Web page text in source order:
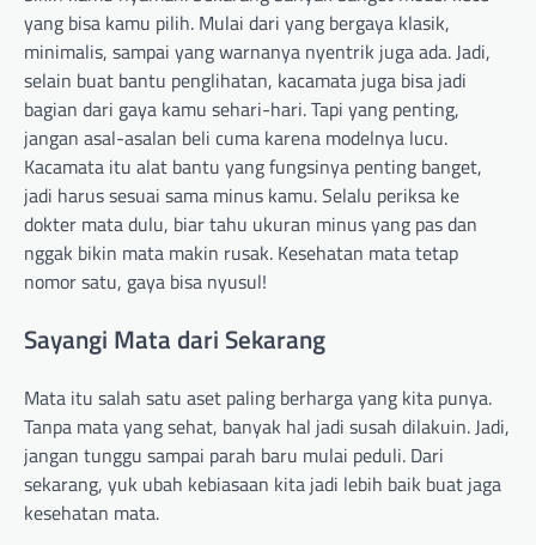
yang bisa kamu pilih. Mulai dari yang bergaya klasik,
minimalis, sampai yang warnanya nyentrik juga ada. Jadi,
selain buat bantu penglihatan, kacamata juga bisa jadi
bagian dari gaya kamu sehari-hari. Tapi yang penting,
jangan asal-asalan beli cuma karena modelnya lucu.
Kacamata itu alat bantu yang fungsinya penting banget,
jadi harus sesuai sama minus kamu. Selalu periksa ke
dokter mata dulu, biar tahu ukuran minus yang pas dan
nggak bikin mata makin rusak. Kesehatan mata tetap
nomor satu, gaya bisa nyusul!
Sayangi Mata dari Sekarang
Mata itu salah satu aset paling berharga yang kita punya.
Tanpa mata yang sehat, banyak hal jadi susah dilakuin. Jadi,
jangan tunggu sampai parah baru mulai peduli. Dari
sekarang, yuk ubah kebiasaan kita jadi lebih baik buat jaga
kesehatan mata.